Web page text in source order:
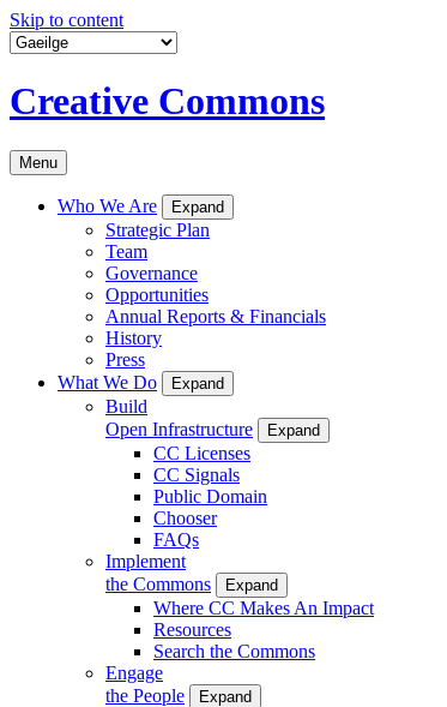
Skip to content
Creative Commons
Menu
Who We Are Expand
Strategic Plan
Team
Governance
Opportunities
Annual Reports & Financials
History
Press
What We Do
Expand
Build
Open Infrastructure
Expand
CC Licenses
CC Signals
Public Domain
Chooser
FAQs
Implement
the Commons
Expand
Where CC Makes An Impact
Resources
Search the Commons
Engage
the People
Expand